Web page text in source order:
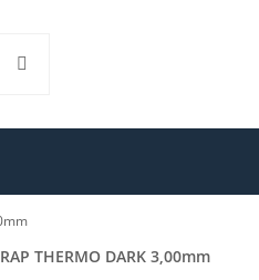
THERMO DARK 3,00mm